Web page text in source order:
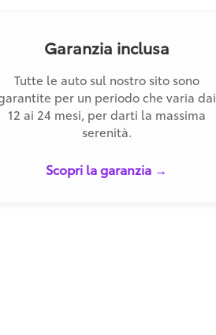
Garanzia inclusa
Tutte le auto sul nostro sito sono
per un periodo che varia dai
12 ai 24 mesi, per darti la massima
serenità.
Scopri la garanzia →